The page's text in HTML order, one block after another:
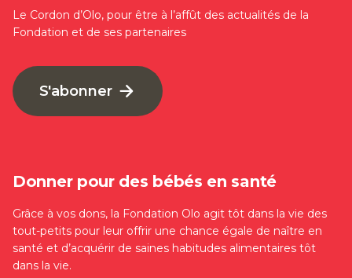
Le Cordon d’Olo, pour être à l’affût des actualités de la
Fondation et de ses partenaires
S'abonner
Donner pour des bébés en santé
Grâce à vos dons, la Fondation Olo agit tôt dans la vie des
tout-petits pour leur offrir une chance égale de naître en
santé et d’acquérir de saines habitudes alimentaires tôt
dans la vie.